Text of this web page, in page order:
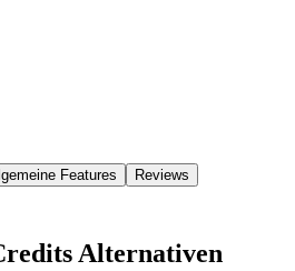
Features Reviews
Alternativen